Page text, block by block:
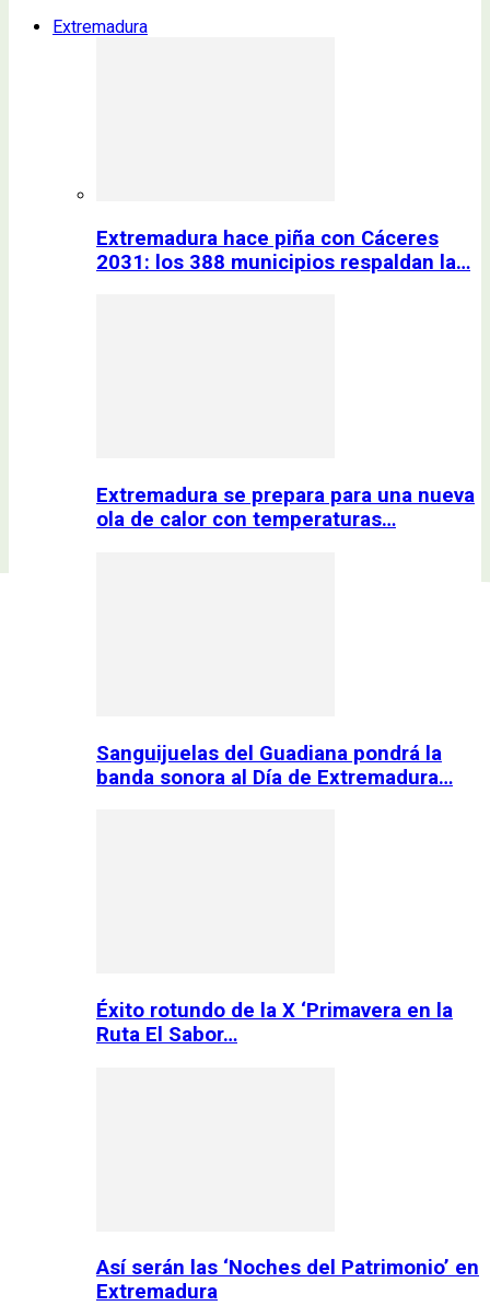
Extremadura
Extremadura hace piña con Cáceres
2031: los 388 municipios respaldan la…
Extremadura se prepara para una nueva
ola de calor con temperaturas…
Sanguijuelas del Guadiana pondrá la
banda sonora al Día de Extremadura…
Éxito rotundo de la X ‘Primavera en la
Ruta El Sabor…
Así serán las ‘Noches del Patrimonio’ en
Extremadura